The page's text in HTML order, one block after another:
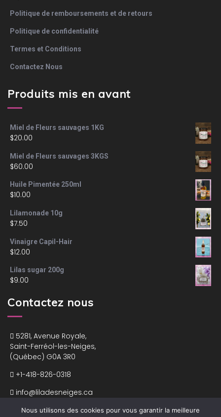
Politique de remboursements et de retours
Politique de confidentialité
Termes et Conditions
Contactez Nous
Produits mis en avant
Miel de Fleurs sauvages 1KG
$20.00
Miel de Fleurs sauvages 3KGS
$60.00
Huile Pimentée 250ml
$10.00
Lilamonade 10g
$7.50
Vinaigre Capil-Hair
$12.00
Lilas sugar 200g
$9.00
Contactez nous
5281, Avenue Royale,
Saint-Ferréol-les-Neiges,
(Québec) G0A 3R0
+1-418-826-0318
info@liladesneiges.ca
Nous utilisons des cookies pour vous garantir la meilleure